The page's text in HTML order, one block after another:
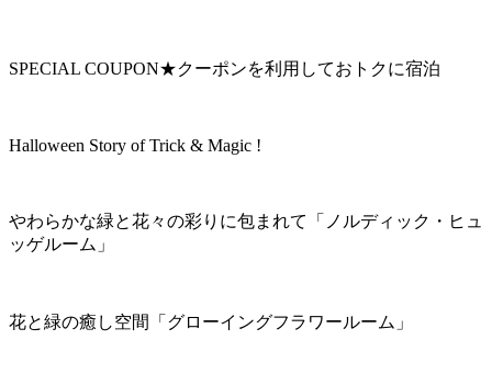
SPECIAL COUPON★クーポンを利用しておトクに宿泊
Halloween Story of Trick & Magic !
やわらかな緑と花々の彩りに包まれて「ノルディック・ヒュ
ッゲルーム」
花と緑の癒し空間「グローイングフラワールーム」